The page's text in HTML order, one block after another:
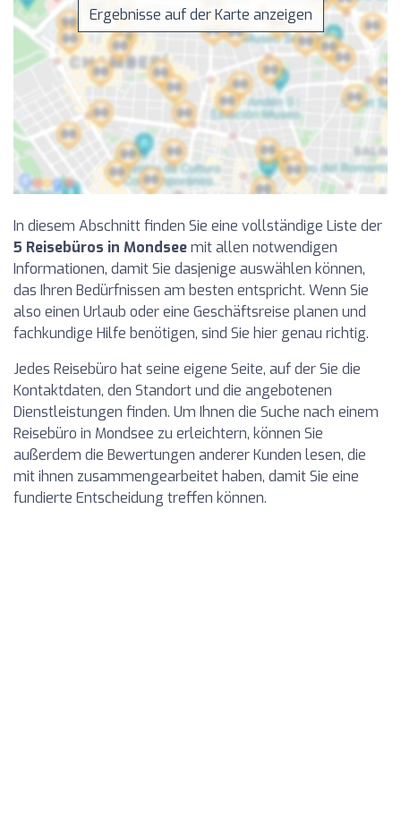
Ergebnisse auf der Karte anzeigen
In diesem Abschnitt finden Sie eine vollständige Liste der
5 Reisebüros in Mondseemit allen notwendigen
Informationen, damit Sie dasjenige auswählen können,
das Ihren Bedürfnissen am besten entspricht. Wenn Sie
also einen Urlaub oder eine Geschäftsreise planen und
fachkundige Hilfe benötigen, sind Sie hier genau richtig.
Jedes Reisebüro hat seine eigene Seite, auf der Sie die
Kontaktdaten, den Standort und die angebotenen
Dienstleistungen finden. Um Ihnen die Suche nach einem
Reisebüro in Mondsee zu erleichtern, können Sie
außerdem die Bewertungen anderer Kunden lesen, die
mit ihnen zusammengearbeitet haben, damit Sie eine
fundierte Entscheidung treffen können.